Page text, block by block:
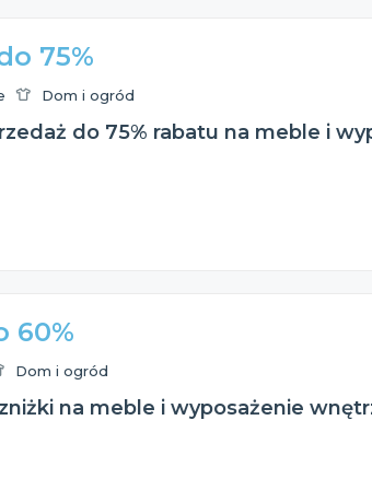
75%
Dom i ogród
do 75% rabatu na meble i
60%
Dom i ogród
na meble i wyposażenie